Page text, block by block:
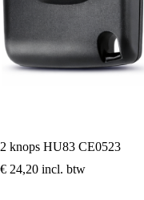
2 knops HU83 CE0523
€ 24,20 incl. btw